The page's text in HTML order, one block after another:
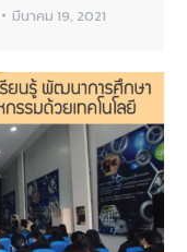
มีนาคม 19, 2021